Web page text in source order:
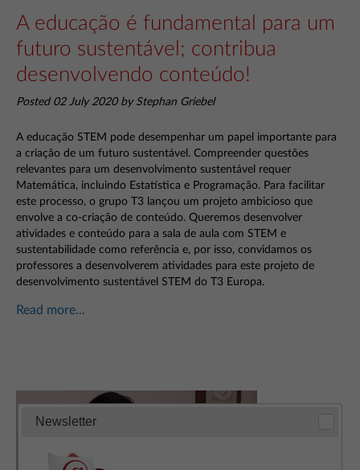
A educação é fundamental para um
futuro sustentável; contribua
desenvolvendo conteúdo!
Posted 02 July 2020 by Stephan Griebel
A educação STEM pode desempenhar um papel importante para
a criação de um futuro sustentável. Compreender questões
relevantes para um desenvolvimento sustentável requer
Matemática, incluindo Estatística e Programação. Para facilitar
este processo, o grupo T3 lançou um projeto ambicioso que
envolve a co-criação de conteúdo. Queremos desenvolver
atividades e conteúdo para a sala de aula com STEM e
sustentabilidade como referência e, por isso, convidamos os
professores a desenvolverem atividades para este projeto de
desenvolvimento sustentável STEM do T3 Europa.
Read more...
Newsletter